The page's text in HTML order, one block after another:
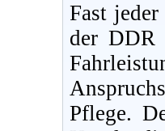
Fast
der DDR
Pflege.